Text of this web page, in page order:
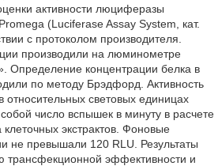
активности люциферазы
(Luciferase Assay System, кат.
с протоколом производителя.
производили на люминометре
Определение концентрации белка в
по методу Брэдфорд. Активность
световых единицах
число вспышек в минуту в расчете
клеточных экстрактов. Фоновые
не превышали 120 RLU. Результаты
трансфекционной эффективности и